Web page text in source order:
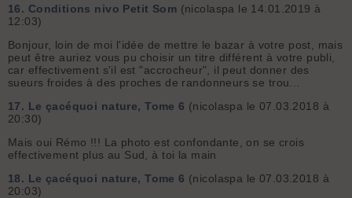
16. Conditions nivo Petit Som (nicolaspa le 14.01.2019 à
12:03)
Bonjour, loin de moi l'idée de mettre le bazar à votre post, mais
peut être auriez vous pu choisir un titre différent à votre publi,
car effectivement s'il est "accrocheur", il peut donner des
sueurs froides à des proches de randonneurs se trou...
17. Le çacéquoi nature, Tome 6 (nicolaspa le 07.03.2018 à
20:30)
Mais oui Rémo !!! La photo est confondante, on se crois
effectivement plus au Sud, à toi la main
18. Le çacéquoi nature, Tome 6 (nicolaspa le 07.03.2018 à
20:03)